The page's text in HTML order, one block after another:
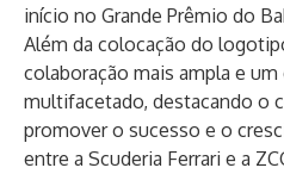
início no Grande Prêmio do
Além da colocação do
colaboração mais ampla e
multifacetado, destacando o
promover o sucesso e o
entre a Scuderia Ferrari e a